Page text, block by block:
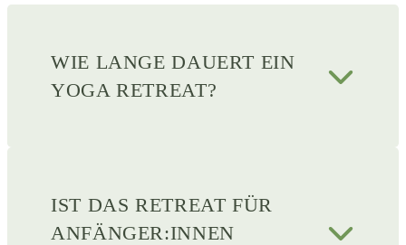
WIE LANGE DAUERT EIN
YOGA RETREAT?
IST DAS RETREAT FÜR
ANFÄNGER:INNEN